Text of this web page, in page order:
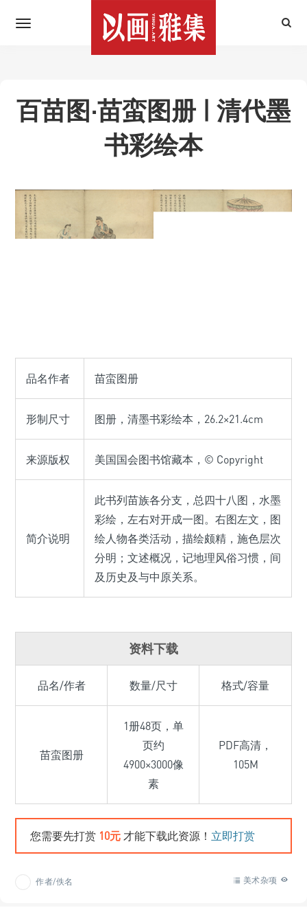
百苗图·苗蛮图册 | 清代墨
书彩绘本
品名作者 苗蛮图册
形制尺寸 图册，清墨书彩绘本，26.2×21.4cm
来源版权 美国国会图书馆藏本，© Copyright
简介说明
此书列苗族各分支，总四十八图，水墨
彩绘，左右对开成一图。右图左文，图
绘人物各类活动，描绘颇精，施色层次
分明；文述概况，记地理风俗习惯，间
及历史及与中原关系。
资料下载
品名/作者 数量/尺寸 格式/容量
苗蛮图册
1册48页，单
页约
4900×3000像
素
PDF高清，
105M
您需要先打赏 10元 才能下载此资源！ 立即打赏
作者/佚名 美术杂项